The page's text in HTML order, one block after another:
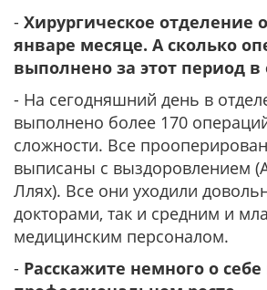
- Хирургическое отделение
январе месяце. А сколько
выполнено за этот период в
- На сегодняшний день в
выполнено более 170
сложности. Все
выписаны с выздоровлением
Ллях). Все они уходили
докторами, так и средним и
медицинским персоналом.
- Расскажите немного о